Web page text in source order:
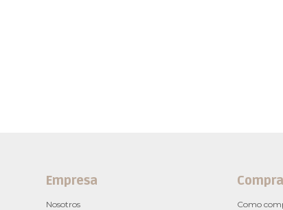
Empresa
Nosotros
Compra
Como